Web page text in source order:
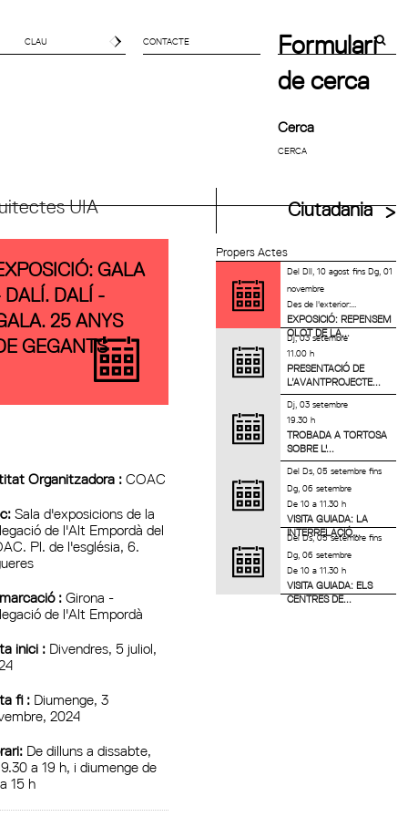
CONTACTE
Formulari
de cerca
Cerca
UIA Ciutadania
Propers Actes
DelDll, 10 agostfinsDg, 01
novembre
Des de l'exterior:...
EXPOSICIÓ: REPENSEM
OLOT DE LA...
Dj, 03 setembre
11.00 h
PRESENTACIÓ DE
L’AVANTPROJECTE...
Dj, 03 setembre
19.30 h
TROBADA A TORTOSA
SOBRE L'...
DelDs, 05 setembrefins
Dg, 06 setembre
De 10 a 11.30 h
VISITA GUIADA: LA
INTERRELACIÓ...
DelDs, 05 setembrefins
Dg, 06 setembre
De 10 a 11.30 h
VISITA GUIADA: ELS
CENTRES DE...
GALA
DALÍ. DALÍ -
25 ANYS
GEGANTS
Organitzadora :COAC
Sala d'exposicions de la
de l'Alt Empordà del
Pl. de l'església, 6.
:Girona -
de l'Alt Empordà
inici : Divendres, 5 juliol,
fi : Diumenge, 3
2024
De dilluns a dissabte,
a 19 h, i diumenge de
15 h